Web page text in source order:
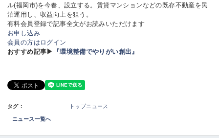
ル(福岡市)を今春、設立する。賃貸マンションなどの既存不動産を民
泊運用し、収益向上を狙う。
有料会員登録で記事全文がお読みいただけます
お申し込み
会員の方はログイン
おすすめ記事▶
『環境整備でやりがい創出』
タグ： トップニュース
ニュース一覧へ